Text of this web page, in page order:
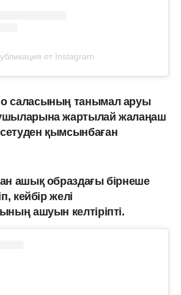
от Instagram
саласының танымал аруы
жартылай жалаңаш
қымсынбаған
ашық образдағы бірнеше
кейбір желі
ашуын келтіріпті.